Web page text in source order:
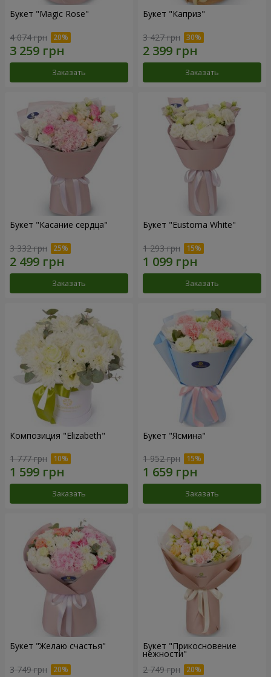
Букет "Magic Rose"
4 074 грн
Заказать
Букет "Каприз"
3 427 грн
Заказать
Букет "Касание сердца"
3 332 грн
Заказать
Букет "Eustoma White"
1 293 грн
Заказать
Композиция "Elizabeth"
1 777 грн
Заказать
Букет "Ясмина"
1 952 грн
Заказать
Букет "Желаю счастья"
3 749 грн
Букет "Прикосновение
нежности"
2 749 грн